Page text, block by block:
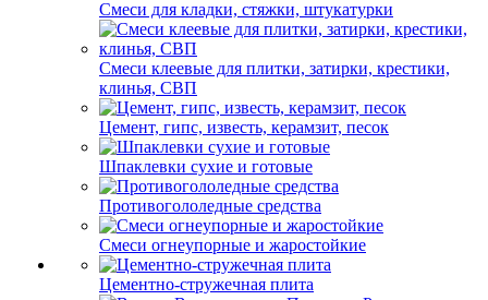
Смеси для кладки, стяжки, штукатурки
Смеси клеевые для плитки, затирки, крестики,
клинья, СВП
Цемент, гипс, известь, керамзит, песок
Шпаклевки сухие и готовые
Противогололедные средства
Смеси огнеупорные и жаростойкие
Цементно-стружечная плита